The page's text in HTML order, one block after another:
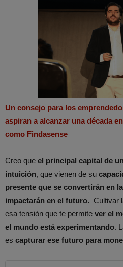
Un consejo para los
aspiran a alcanzar una década
como Findasense
Creo que el principal capital de
intuición, que vienen de su
presente que se convertirán en
impactarán en el futuro. Cultivar
esa tensión que te permite ver el
el mundo está experimentando.
es capturar ese futuro para